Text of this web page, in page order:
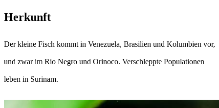
Herkunft
Der kleine Fisch kommt in Venezuela, Brasilien und Kolumbien vor,
und zwar im Rio Negro und Orinoco. Verschleppte Populationen
leben in Surinam.